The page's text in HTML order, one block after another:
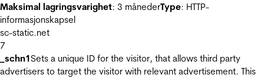
Maksimal lagringsvarighet: 3 månederType: HTTP-
informasjonskapsel
sc-static.net
7
_schn1Sets a unique ID for the visitor, that allows third party
advertisers to target the visitor with relevant advertisement. This